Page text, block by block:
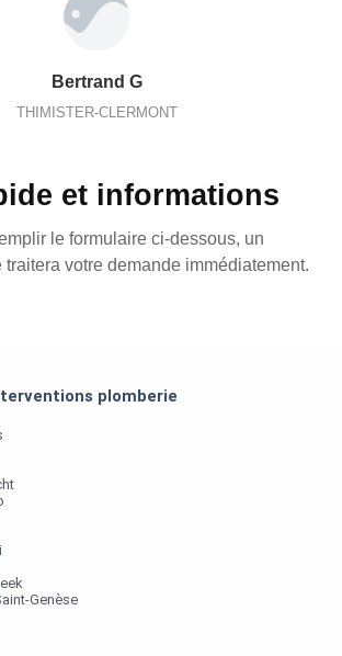
Bertrand G
THIMISTER-CLERMONT
et informations
le formulaire ci-dessous, un
votre demande immédiatement.
plomberie
Genèse